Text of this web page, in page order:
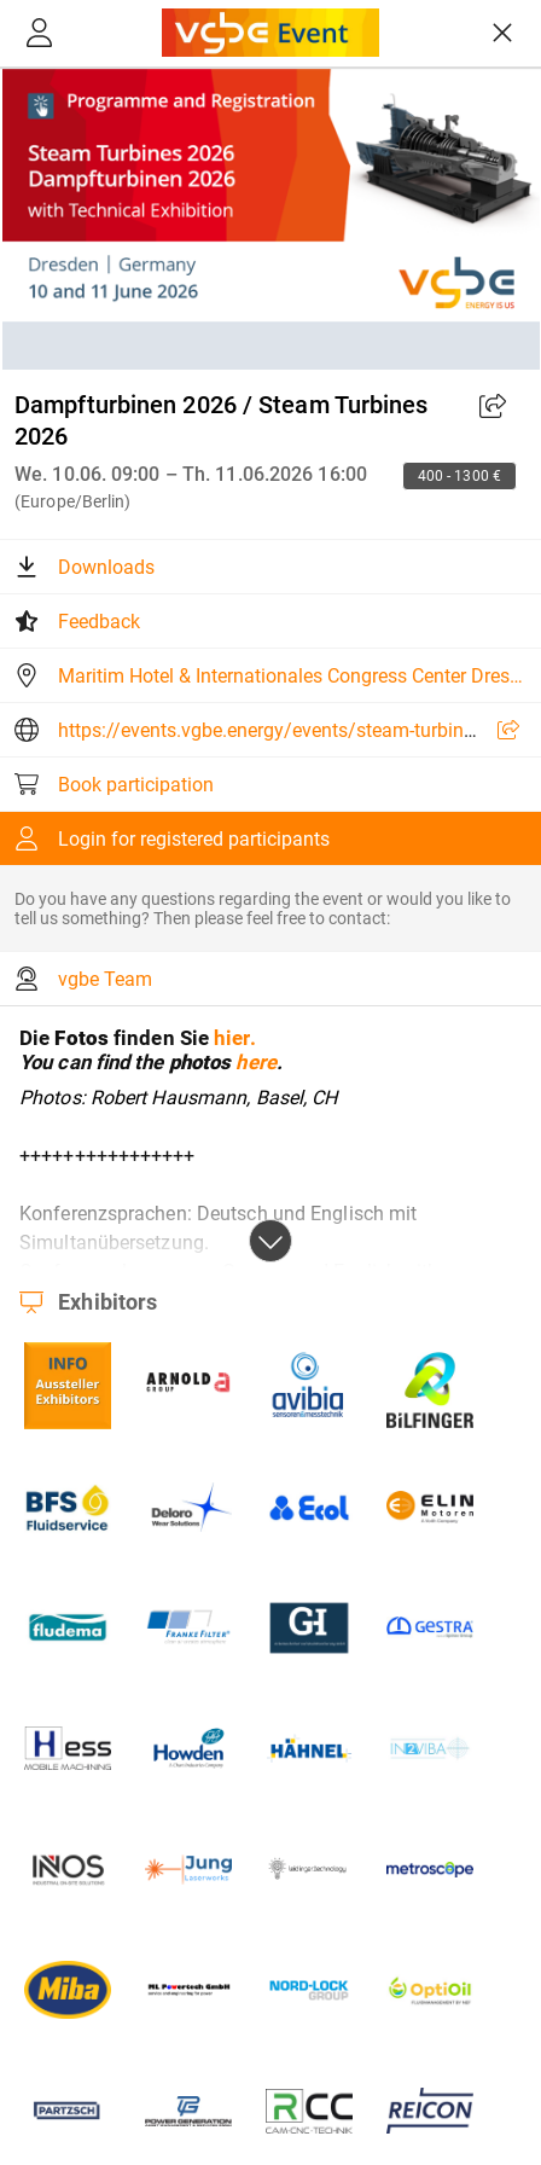
Dampfturbinen 2026 / Steam Turbines
2026
We. 10.06. 09:00 – Th. 11.06.2026 16:00
(Europe/Berlin)
400 - 1300 €
Downloads
Feedback
Maritim Hotel & Internationales Congress Center Dresden
https://events.vgbe.energy/events/steam-turbines-2026/25457/B6XQB
Book participation
Login for registered participants
Do you have any questions regarding the event or would you like to
tell us something? Then please feel free to contact:
vgbe Team
Die Fotosfinden Sie hier.
You can find the photos here.
Photos: Robert Hausmann, Basel, CH
++++++++++++++++
Konferenzsprachen: Deutsch und Englisch mit
Simultanübersetzung.
simultaneous translation
Das Programm finden Sie
! | You can find the
programhere
----------
Dampfturbinenbetrieb“ in das Maritim Hotel &
Internationales Congress Center nach Dresden ein.
Betriebsregimes“
sind Fachleute dazu eingeladen, den
Erfahrungs-, Erkenntnis- und Gedankenaustausch zu
Die Fachtagung ist dabei mit einem verstärkten Fokus auf
den fachlichen Austausch aller Teilnehmenden (Hersteller,
Verantwortungsträger) untereinander geplant, der mit
Themen-Cafés zu verschiedenen Fachthemen unterstützt
werden soll.
Die Themenschwerpunkte liegen unter anderem bei:
Herausforderungen für den Betrieb
Exhibitors